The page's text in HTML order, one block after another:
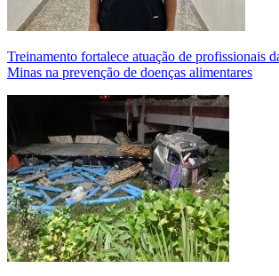
Treinamento fortalece atuação de profissionais
Minas na prevenção de doenças alimentares